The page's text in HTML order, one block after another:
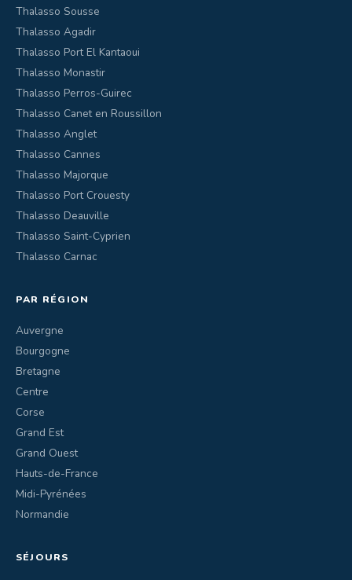
Thalasso Sousse
Thalasso Agadir
Thalasso Port El Kantaoui
Thalasso Monastir
Thalasso Perros-Guirec
Thalasso Canet en Roussillon
Thalasso Anglet
Thalasso Cannes
Thalasso Majorque
Thalasso Port Crouesty
Thalasso Deauville
Thalasso Saint-Cyprien
Thalasso Carnac
PAR RÉGION
Auvergne
Bourgogne
Bretagne
Centre
Corse
Grand Est
Grand Ouest
Hauts-de-France
Midi-Pyrénées
Normandie
SÉJOURS